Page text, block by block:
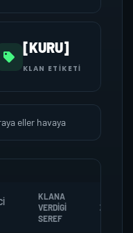
[KURU]
KLAN ETIKETI
eller havaya
KLANA
VERDIGI
SEREF
ZOMBI